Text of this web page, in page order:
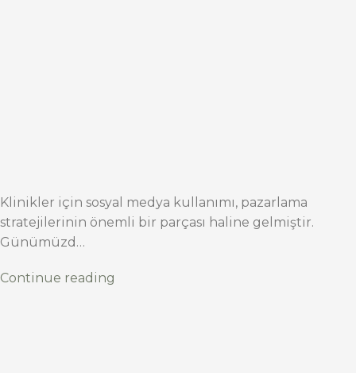
Klinikler için sosyal medya kullanımı, pazarlama
stratejilerinin önemli bir parçası haline gelmiştir.
Günümüzd…
Continue reading